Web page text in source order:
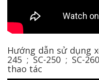
Hướng dẫn sử dụng
245 ; SC-250 ; SC-
thao tác